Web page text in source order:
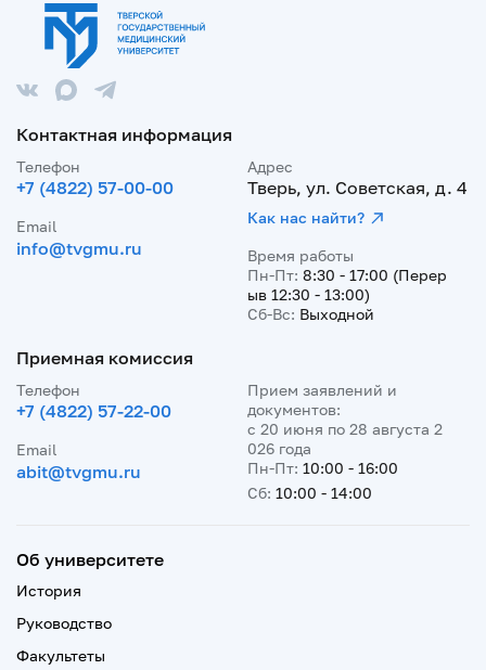
Контактная информация
Телефон
+7 (4822) 57-00-00
Email
info@tvgmu.ru
Адрес
Тверь, ул. Советская, д. 4
Как нас найти?
Время работы
Пн-Пт: 8:30 - 17:00 (Перер
ыв 12:30 - 13:00)
Сб-Вс: Выходной
Приемная комиссия
Телефон
+7 (4822) 57-22-00
Email
abit@tvgmu.ru
Прием заявлений и
документов:
с 20 июня по 28 августа 2
026 года
Пн-Пт: 10:00 - 16:00
Сб: 10:00 - 14:00
Об университете
История
Руководство
Факультеты